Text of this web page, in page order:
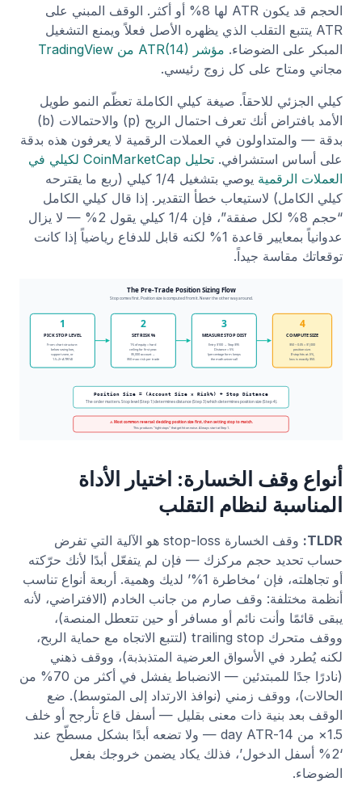
الحجم قد يكون ATR لها 8% أو أكثر. الوقف المبني على
ATR يتتبع التقلب الذي يظهره الأصل فعلاً ويمنع التشغيل
المبكر على الضوضاء. مؤشر ATR(14) من TradingView
مجاني ومتاح على كل زوج رئيسي.
كيلي الجزئي للاحقاً. صيغة كيلي الكاملة تعظّم النمو طويل
الأمد بافتراض أنك تعرف احتمال الربح (p) والاحتمالات (b)
بدقة — والمتداولون في العملات الرقمية لا يعرفون هذه بدقة
على أساس استشرافي.
تحليل CoinMarketCap لكيلي في
العملات الرقمية
يوصي بتشغيل 1/4 كيلي (ربع ما يقترحه
كيلي الكامل) لاستيعاب خطأ التقدير. إذا قال كيلي الكامل
“حجم 8% لكل صفقة”، فإن 1/4 كيلي يقول 2% — لا يزال
عدوانياً بمعايير قاعدة 1% لكنه قابل للدفاع رياضياً إذا كانت
توقعاتك مقاسة جيداً.
أنواع وقف الخسارة: اختيار الأداة
المناسبة لنظام التقلب
TLDR:
وقف الخسارة stop-loss هو الآلية التي تفرض
حساب تحديد حجم مركزك — فإن لم يتفعّل أبدًا لأنك حرّكته
أو تجاهلته، فإن ‘مخاطرة 1%’ لديك وهمية. أربعة أنواع تناسب
أنظمة مختلفة: وقف صارم من جانب الخادم (الافتراضي، لأنه
يبقى قائمًا وأنت نائم أو مسافر أو حين تتعطل المنصة)،
ووقف متحرك trailing stop (لتتبع الاتجاه مع حماية الربح،
لكنه يُطرد في الأسواق العرضية المتذبذبة)، ووقف ذهني
(نادرًا جدًا للمبتدئين — الانضباط يفشل في أكثر من 70% من
الحالات)، ووقف زمني (نوافذ الارتداد إلى المتوسط). ضع
الوقف بعد بنية ذات معنى بقليل — أسفل قاع تأرجح أو خلف
1.5× من 14-day ATR — ولا تضعه أبدًا بشكل مسطّح عند
‘2% أسفل الدخول’، فذلك يكاد يضمن خروجك بفعل
الضوضاء.